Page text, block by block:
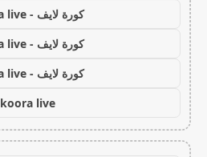
كورة لايف - koora live
كورة لايف - koora live
كورة لايف - koora live
koora live